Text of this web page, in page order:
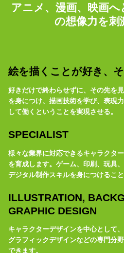
アニメ、漫画、映画へ
の想像力を刺
絵を描くことが好き、
好きだけで終わらせずに、その先を
を身につけ、描画技術を学び、表現
して働くということを実現させる。
SPECIALIST
様々な業界に対応できるキャラクタ
を育成します。ゲーム、印刷、玩具
デジタル制作スキルを身につけること
ILLUSTRATION,
GRAPHIC DESIGN
キャラクターデザインを中心として
グラフィックデザインなどの専門分
できます。